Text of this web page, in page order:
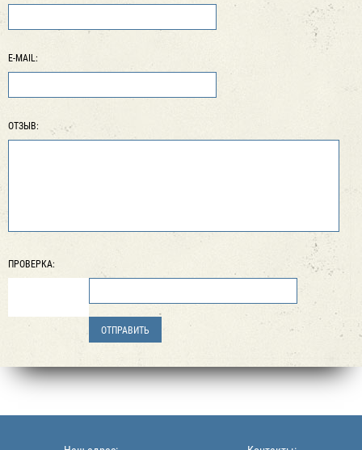
E-MAIL:
ОТЗЫВ:
ПРОВЕРКА: